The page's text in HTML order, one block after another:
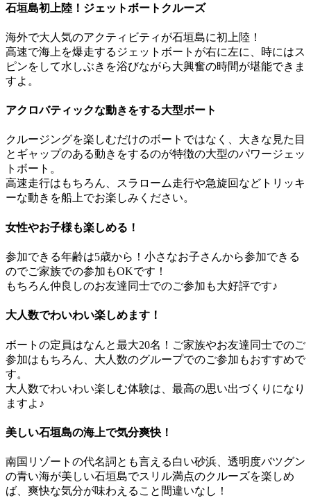
石垣島初上陸！ジェットボートクルーズ
海外で大人気のアクティビティが石垣島に初上陸！
高速で海上を爆走するジェットボートが右に左に、時にはス
ピンをして水しぶきを浴びながら大興奮の時間が堪能できま
すよ。
アクロバティックな動きをする大型ボート
クルージングを楽しむだけのボートではなく、大きな見た目
とギャップのある動きをするのが特徴の大型のパワージェッ
トボート。
高速走行はもちろん、スラローム走行や急旋回などトリッキ
ーな動きを船上でお楽しみください。
女性やお子様も楽しめる！
参加できる年齢は5歳から！小さなお子さんから参加できる
のでご家族での参加もOKです！
もちろん仲良しのお友達同士でのご参加も大好評です♪
大人数でわいわい楽しめます！
ボートの定員はなんと最大20名！ご家族やお友達同士でのご
参加はもちろん、大人数のグループでのご参加もおすすめで
す。
大人数でわいわい楽しむ体験は、最高の思い出づくりになり
ますよ♪
美しい石垣島の海上で気分爽快！
南国リゾートの代名詞とも言える白い砂浜、透明度バツグン
の青い海が美しい石垣島でスリル満点のクルーズを楽しめ
ば、爽快な気分が味わえること間違いなし！